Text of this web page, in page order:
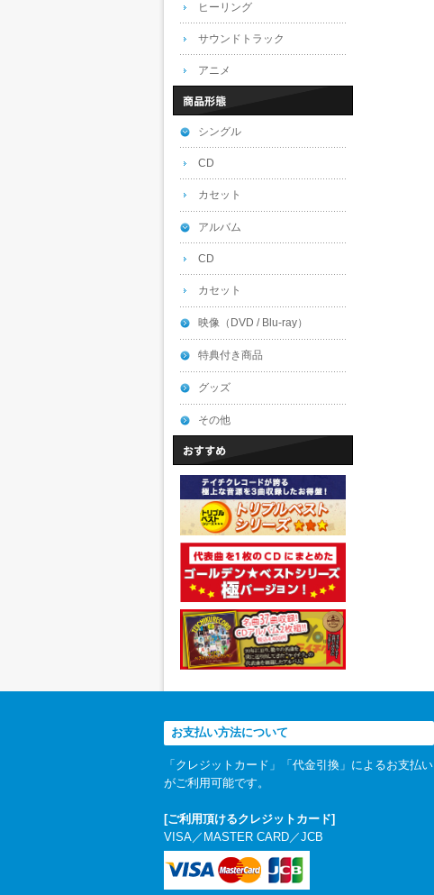
ヒーリング
サウンドトラック
アニメ
シングル
CD
カセット
アルバム
CD
カセット
映像（DVD / Blu-ray）
特典付き商品
グッズ
その他
お支払い方法について
「クレジットカード」「代金引換」によるお支払い
がご利用可能です。
[ご利用頂けるクレジットカード]
VISA／MASTER CARD／JCB